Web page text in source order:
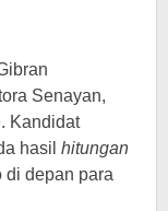
Senayan,
Kandidat
hasil hitungan
depan para